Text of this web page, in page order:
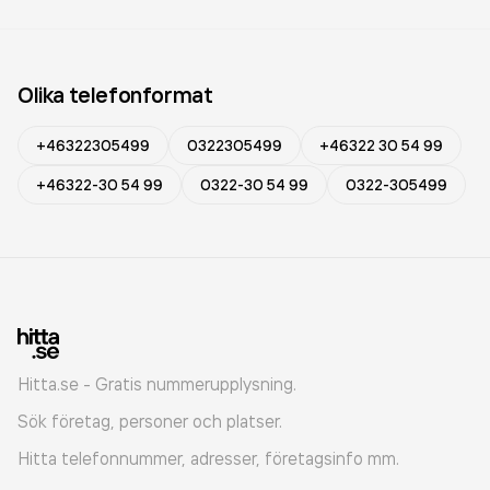
Olika telefonformat
+46322305499 0322305499
+46322 30 54 99
+46322-30 54 99
0322-30 54 99 0322-305499
Hitta.se - Gratis nummerupplysning.
Sök företag, personer och platser.
Hitta telefonnummer, adresser, företagsinfo mm.